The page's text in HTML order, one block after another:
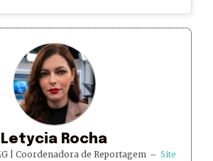
Letycia Rocha
| Coordenadora de Reportagem – Site